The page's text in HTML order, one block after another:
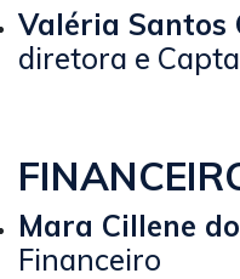
Valéria Santos
diretora e
Mara Cillene
Financeiro